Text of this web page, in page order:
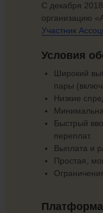
С декабря
организацию
Участник
Условия
Широкий
пары
Низкие
Быстрый
переплат.
Выплата и
Простая,
Платформа